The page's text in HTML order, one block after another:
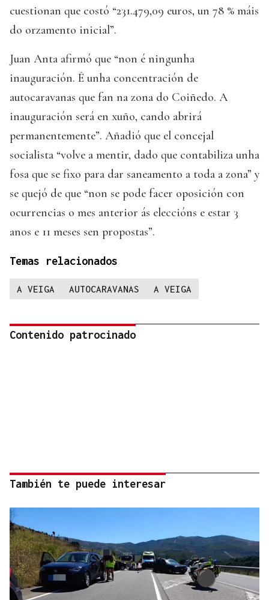
cuestionan que costó “231.479,09 euros, un 78 % máis
do orzamento inicial”.
Juan Anta afirmó que “non é ningunha
inauguración. É unha concentración de
autocaravanas que fan na zona do Coiñedo. A
inauguración será en xuño, cando abrirá
permanentemente”. Añadió que el concejal
socialista “volve a mentir, dado que contabiliza unha
fosa que se fixo para dar saneamento a toda a zona” y
se quejó de que “non se pode facer oposición con
ocurrencias o mes anterior ás eleccións e estar 3
anos e 11 meses sen propostas”.
Temas relacionados
A VEIGA AUTOCARAVANAS A VEIGA
Contenido patrocinado
También te puede interesar